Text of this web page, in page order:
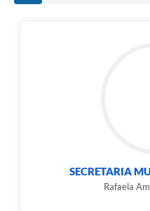
SECRETARIA
Rafaela